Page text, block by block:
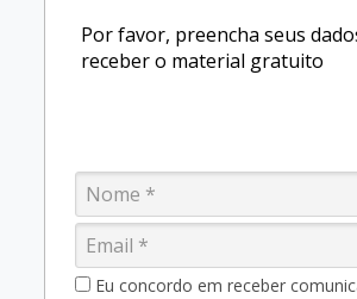
Por favor, preencha seus
receber o material gratuito
Eu concordo em receber